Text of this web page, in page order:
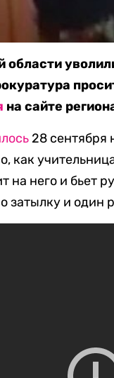
области
на сайте
28 сентября
как
на него и бьет
затылку и один